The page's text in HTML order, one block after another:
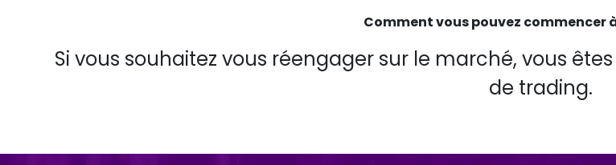
Comment vous pouvez commencer
Si vous souhaitez vous réengager sur le marché, vous
de trading.